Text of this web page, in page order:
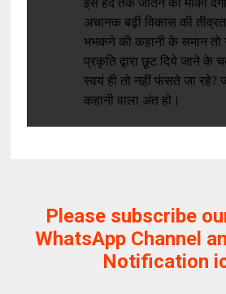
इस हद तक जीतने का मौका देगी
अचानक बढ़ी विकास की
भभकने की कहानी के समान तो
प्रकृति द्वारा छूट दिये जाने के
स्वयं ही तो नहीं फंसते जा रहे?
कहानी वाला अंत हो।
Please subscribe
WhatsApp Channel
Notification